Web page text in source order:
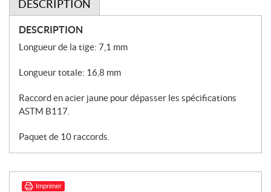
PTF
STRT
CASEIH
DESCRIPTION
DESCRIPTION
Longueur de la tige: 7,1 mm
Longueur totale: 16,8 mm
Raccord en acier jaune pour dépasser les spécifications
ASTM B117.
Paquet de 10 raccords.
Imprimer